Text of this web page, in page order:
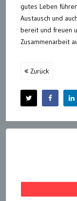
gutes Leben
Austausch und
bereit und freuen
Zusammenarbeit
Zurück